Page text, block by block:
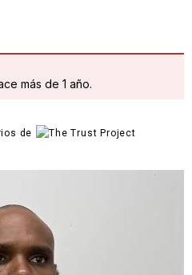
más de 1 año.
de